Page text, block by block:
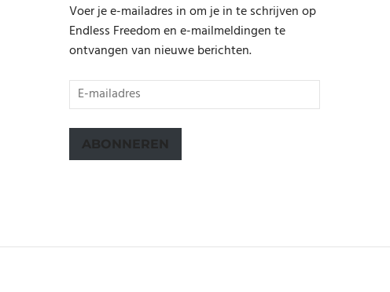
Voer je e-mailadres in om je in te schrijven op
Endless Freedom en e-mailmeldingen te
ontvangen van nieuwe berichten.
E-
mailadres
ABONNEREN